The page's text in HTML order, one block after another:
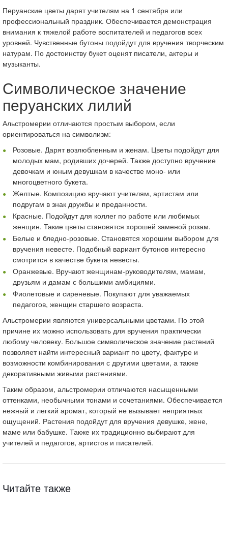
Перуанские цветы дарят учителям на 1 сентября или
профессиональный праздник. Обеспечивается демонстрация
внимания к тяжелой работе воспитателей и педагогов всех
уровней. Чувственные бутоны подойдут для вручения творческим
натурам. По достоинству букет оценят писатели, актеры и
музыканты.
Символическое значение
перуанских лилий
Альстромерии отличаются простым выбором, если
ориентироваться на символизм:
Розовые. Дарят возлюбленным и женам. Цветы подойдут для
молодых мам, родивших дочерей. Также доступно вручение
девочкам и юным девушкам в качестве моно- или
многоцветного букета.
Желтые. Композицию вручают учителям, артистам или
подругам в знак дружбы и преданности.
Красные. Подойдут для коллег по работе или любимых
женщин. Такие цветы становятся хорошей заменой розам.
Белые и бледно-розовые. Становятся хорошим выбором для
вручения невесте. Подобный вариант бутонов интересно
смотрится в качестве букета невесты.
Оранжевые. Вручают женщинам-руководителям, мамам,
друзьям и дамам с большими амбициями.
Фиолетовые и сиреневые. Покупают для уважаемых
педагогов, женщин старшего возраста.
Альстромерии являются универсальными цветами. По этой
причине их можно использовать для вручения практически
любому человеку. Большое символическое значение растений
позволяет найти интересный вариант по цвету, фактуре и
возможности комбинирования с другими цветами, а также
декоративными живыми растениями.
Таким образом, альстромерии отличаются насыщенными
оттенками, необычными тонами и сочетаниями. Обеспечивается
нежный и легкий аромат, который не вызывает неприятных
ощущений. Растения подойдут для вручения девушке, жене,
маме или бабушке. Также их традиционно выбирают для
учителей и педагогов, артистов и писателей.
Читайте также